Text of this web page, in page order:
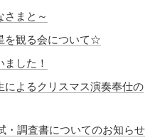
さまと～
を観る会について☆
した！
によるクリスマス演奏奉仕の
・調査書についてのお知らせ